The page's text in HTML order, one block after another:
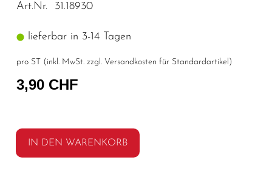
Art.Nr. 31.18930
lieferbar in 3-14 Tagen
pro ST (inkl. MwSt. zzgl. Versandkosten für Standardartikel )
3,90 CHF
IN DEN WARENKORB